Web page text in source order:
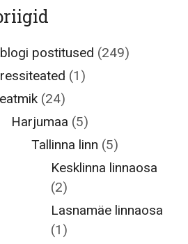
postitused (249)
(1)
(24)
Harjumaa (5)
Tallinna linn (5)
Kesklinna linnaosa
(2)
Lasnamäe linnaosa
(1)